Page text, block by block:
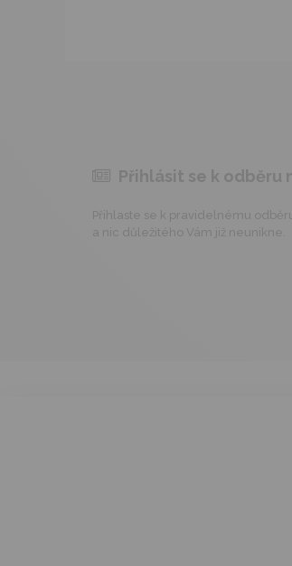
Přihlásit se k odběru
Přihlaste se k pravidelnému
a nic důležitého Vám již neunikne.